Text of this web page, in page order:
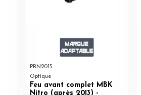
PRN2015
Optique
Feu avant complet MBK
Nitro (après 2013) -